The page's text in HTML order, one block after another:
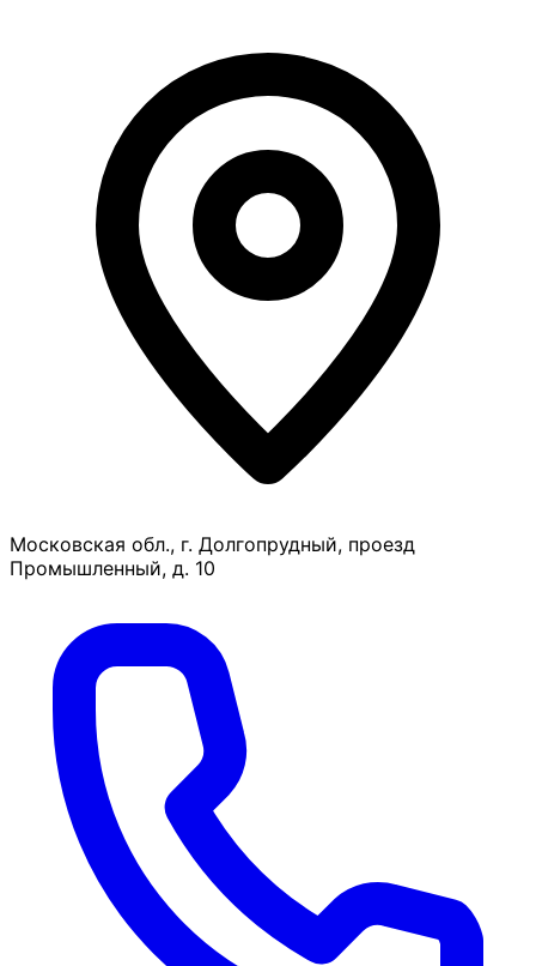
Московская обл., г. Долгопрудный, проезд
Промышленный, д. 10